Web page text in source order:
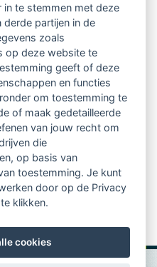
keurmerk)
te stemmen met deze
derde partijen in de
zoals
op deze website te
geeft of deze
en functies
om toestemming te
of maak gedetailleerde
van jouw recht om
die
op basis van
toestemming. Je kunt
door op de Privacy
klikken.
cookies